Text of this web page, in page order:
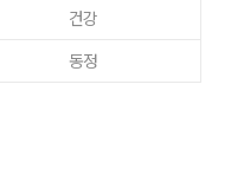
건강
동정